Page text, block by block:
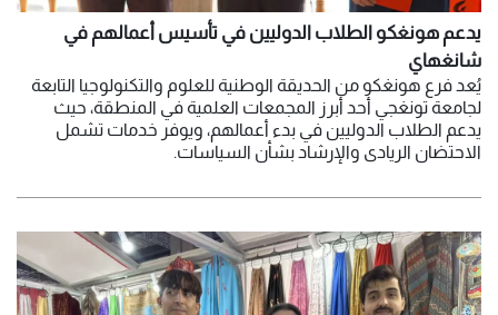
يدعم هونغكو الطلاب الدوليين في تأسيس أعمالهم في
شانغهاي
يُعد فرع هونغكو من الحديقة الوطنية للعلوم والتكنولوجيا التابعة
لجامعة تونغجي أحد أبرز المجمعات العلمية في المنطقة، حيث
يدعم الطلاب الدوليين في بدء أعمالهم، ويوفر خدمات تشمل
الاحتضان الريادي والإرشاد بشأن السياسات.